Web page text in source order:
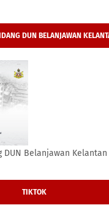
DUN BELANJAWAN
2026
DUN Belanjawan Kelantan
TIKTOK